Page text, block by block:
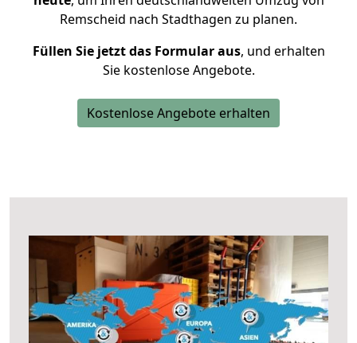
Remscheid nach Stadthagen zu planen.
Füllen Sie jetzt das Formular aus, und erhalten
Sie kostenlose Angebote.
Kostenlose Angebote erhalten